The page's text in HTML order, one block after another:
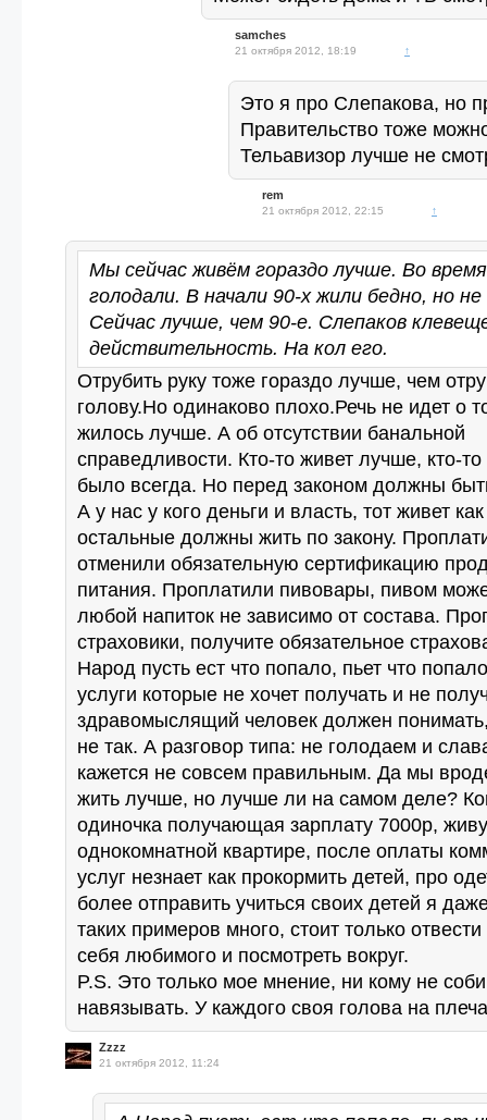
samches
21 октября 2012, 18:19 ↑
Это я про Слепакова, но
Правительство тоже
Тельавизор лучше не
rem
21 октября 2012, 22:15 ↑
Мы сейчас живём гораздо лучше. Во
голодали. В начали 90-х жили бедно, но не
Сейчас лучше, чем 90-е. Слепаков
действительность. На кол его.
Отрубить руку тоже гораздо лучше, чем
голову.Но одинаково плохо.Речь не идет о
жилось лучше. А об отсутствии банальной
справедливости. Кто-то живет лучше, кто-то
было всегда. Но перед законом должны
А у нас у кого деньги и власть, тот живет как
остальные должны жить по закону.
отменили обязательную сертификацию
питания. Проплатили пивовары, пивом
любой напиток не зависимо от состава.
страховики, получите обязательное
Народ пусть ест что попало, пьет что
услуги которые не хочет получать и не
здравомыслящий человек должен
не так. А разговор типа: не голодаем и
кажется не совсем правильным. Да мы
жить лучше, но лучше ли на самом деле?
одиночка получающая зарплату 7000р,
однокомнатной квартире, после оплаты
услуг незнает как прокормить детей, про
более отправить учиться своих детей я
таких примеров много, стоит только отвести
себя любимого и посмотреть вокруг.
P.S. Это только мое мнение, ни кому не
навязывать. У каждого своя голова на
Zzzz
21 октября 2012, 11:24